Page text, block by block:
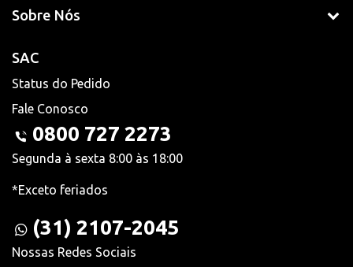
Sobre Nós
SAC
Status do Pedido
Fale Conosco
0800 727 2273
Segunda à sexta 8:00 às 18:00
*Exceto feriados
(31) 2107-2045
Nossas Redes Sociais